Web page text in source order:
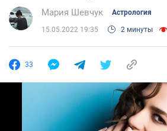
Мария Шевчук Астрология
15.05.2022 19:35 2 минуты
33